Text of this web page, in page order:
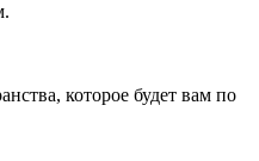
которое будет вам по